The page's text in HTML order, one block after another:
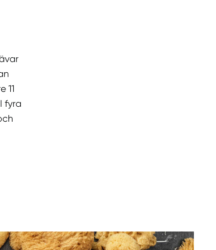
11
fyra